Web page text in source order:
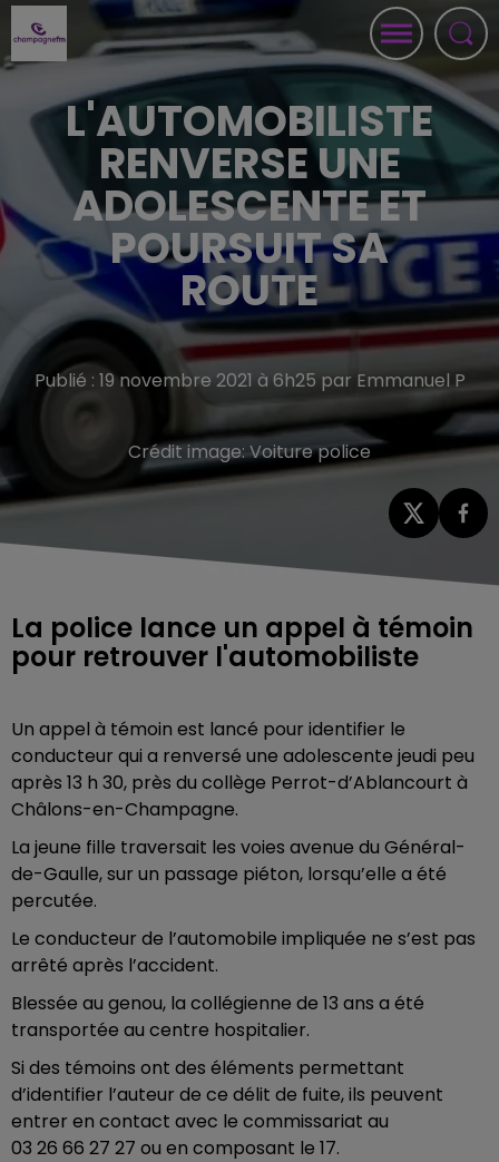
L'AUTOMOBILISTE
RENVERSE UNE
ADOLESCENTE ET
POURSUIT SA
ROUTE
Publié : 19 novembre 2021 à 6h25 par Emmanuel P
Crédit image:Voiture police
La police lance un appel à témoin
pour retrouver l'automobiliste
Un appel à témoin est lancé pour identifier le
conducteur qui a renversé une adolescente jeudi peu
après 13 h 30, près du collège Perrot-d’Ablancourt à
Châlons-en-Champagne.
La jeune fille traversait les voies avenue du Général-
de-Gaulle, sur un passage piéton, lorsqu’elle a été
percutée.
Le conducteur de l’automobile impliquée ne s’est pas
arrêté après l’accident.
Blessée au genou, la collégienne de 13 ans a été
transportée au centre hospitalier.
Si des témoins ont des éléments permettant
d’identifier l’auteur de ce délit de fuite, ils peuvent
entrer en contact avec le commissariat au
03 26 66 27 27 ou en composant le 17.